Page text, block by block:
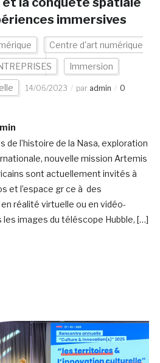
immersives
Centre d'art numérique
Immersion
14/06/2023 par admin
0
min
de l’histoire de la Nasa, exploration
nouvelle mission Artemis
sont actuellement invités à
et l’espace gr ce à des
réalité virtuelle ou en vidéo-
les images du téléscope Hubble, […]